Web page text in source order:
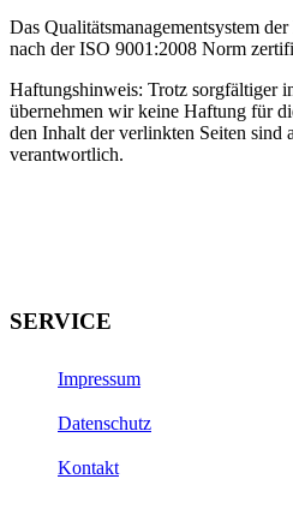
Das Qualitätsmanagementsystem
nach der ISO 9001:2008 Norm
Haftungshinweis: Trotz sorgfältiger
übernehmen wir keine Haftung für
den Inhalt der verlinkten Seiten sind
verantwortlich.
SERVICE
Impressum
Datenschutz
Kontakt